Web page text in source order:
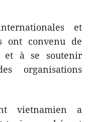
et
ont convenu de
et à se soutenir
organisations
vietnamien a